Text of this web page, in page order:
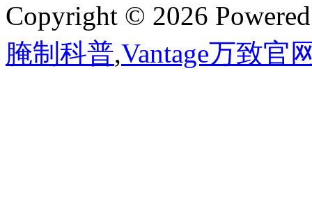
Copyright © 2026
腌制科普,Vantage万致官